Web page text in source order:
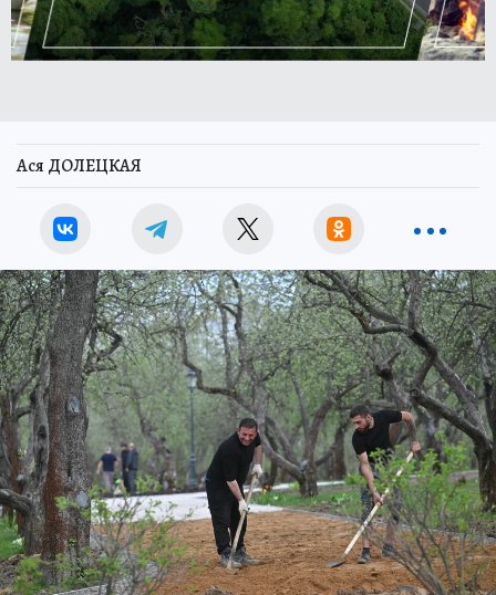
Ася ДОЛЕЦКАЯ